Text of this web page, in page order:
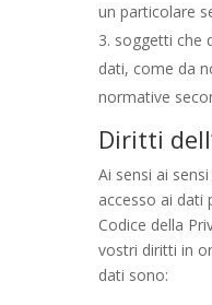
un particolare
soggetti che
dati, come da
normative
Diritti
Ai sensi ai
accesso ai dati
Codice della
vostri diritti in
dati sono: